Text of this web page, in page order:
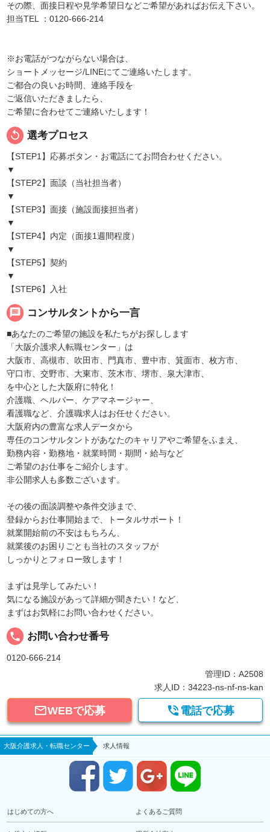
その際、面接日程や見学希望日などご希望があればお伝え下さい。
担当TEL ：0120-666-214
※お電話がつながらない場合は、
ショートメッセージ/LINEにてご連絡いたします。
ご都合の良いお時間、連絡手段を
ご返信いただきましたら、
ご希望に合わせてご連絡いたします！
replay 選考プロセス
【STEP1】応募ボタン・お電話にてお問合わせください。
▼
【STEP2】面談（当社担当者）
▼
【STEP3】面接（施設面接担当者）
▼
【STEP4】内定（面接1週間程度）
▼
【STEP5】契約
▼
【STEP6】入社
message コンサルタントから一言
■あなたのご希望の施設を私たちがお探しします
「大阪介護求人転職センター」は
大阪市、高槻市、吹田市、門真市、豊中市、箕面市、枚方市、
守口市、交野市、大東市、茨木市、堺市、泉大津市、
を中心とした大阪府に特化！
介護職、ヘルパー、ケアマネージャー、
看護職など、介護職求人はお任せください。
大阪府内の豊富な求人データから
専任のコンサルタントがあなたのキャリアやご希望をふまえ、
勤務内容・勤務地・就業時間・期間・給与など
ご希望のお仕事をご紹介します。
非公開求人も多数ございます。
その後の面談調整や条件交渉まで、
登録からお仕事開始まで、トータルサポート！
就業開始前の不安はもちろん、
就業後のお困りごとも当社のスタッフが
しっかりとフォロー致します！
まずは見学してみたい！
気になる施設があって詳細が聞きたい！など、
まずはお気軽にお問い合わせください。
local_phone お問い合わせ番号
0120-666-214
管理ID：A2508
求人ID：34223-ns-nf-ns-kan
WEBで応募  電話で応募
大阪介護求人・転職センター 求人情報
はじめての方へ よくあるご質問